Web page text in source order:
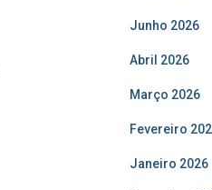
Junho 2026
Abril 2026
Março 2026
Fevereiro
Janeiro 2026